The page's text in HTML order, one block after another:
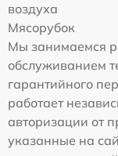
воздуха
Мясорубок
Мы занимаемся
обслуживанием
гарантийного
работает
авторизации от
указанные на